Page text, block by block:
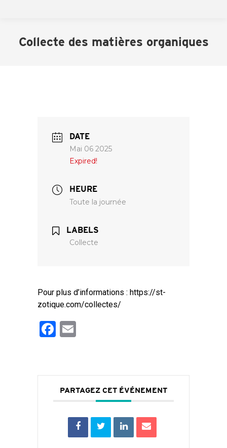
Collecte des matières organiques
DATE
Mai 06 2025
Expired!
HEURE
Toute la journée
LABELS
Collecte
Pour plus d’informations : https://st-
zotique.com/collectes/
Facebook
PARTAGEZ CET ÉVÉNEMENT